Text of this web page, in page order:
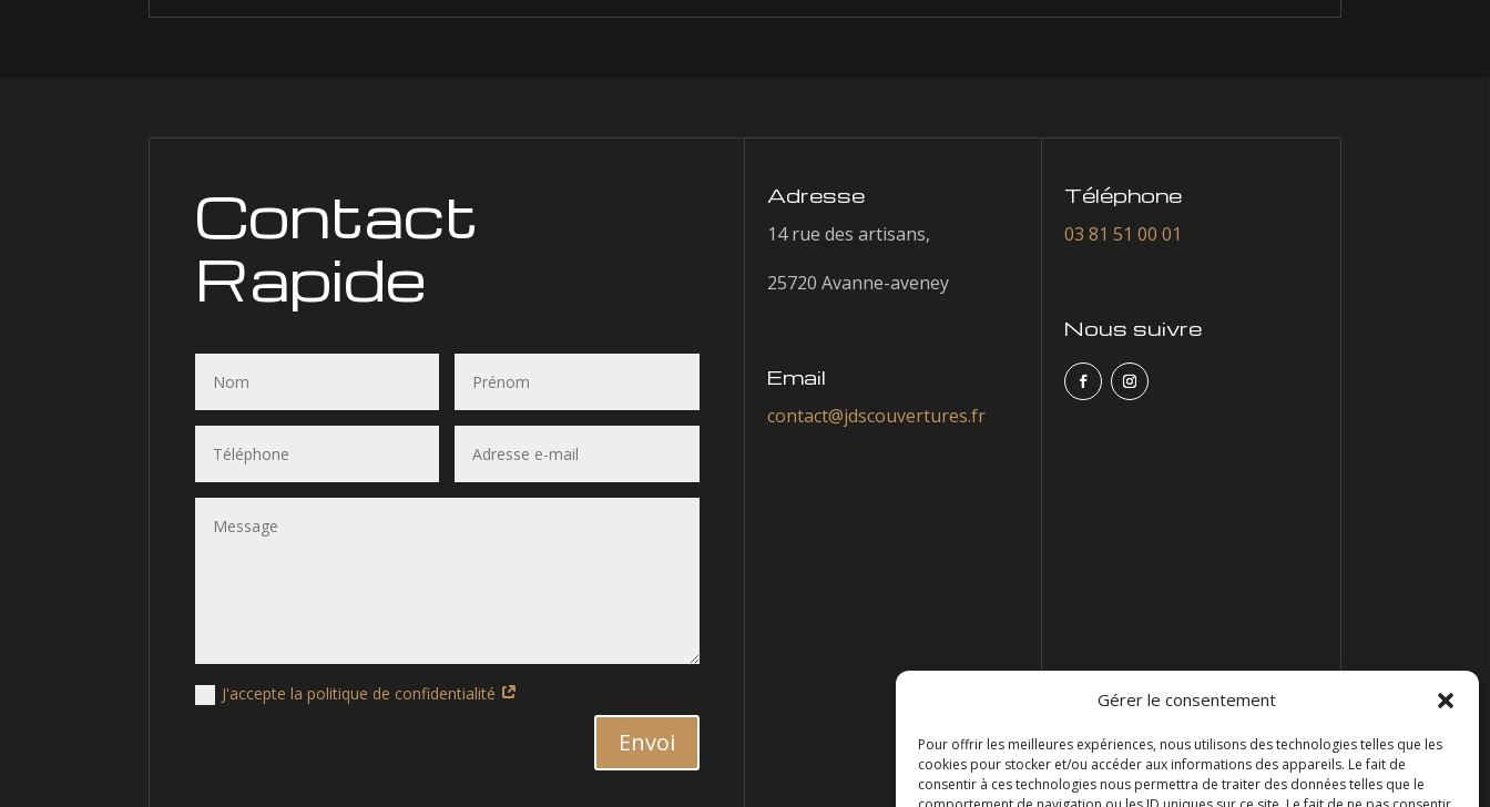
Gérer le consentement
Pour offrir les meilleures expériences, nous utilisons des technologies telles que les
cookies pour stocker et/ou accéder aux informations des appareils. Le fait de
consentir à ces technologies nous permettra de traiter des données telles que le
Contact
Rapide
J'accepte la politique de confidentialité
Envoi
Adresse
14 rue des artisans,
25720 Avanne-aveney
Email
contact@jdscouvertures.fr
Téléphone
03 81 51 00 01
Nous suivre